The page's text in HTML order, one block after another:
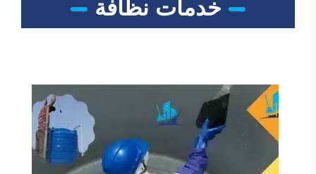
خدمات نظافة